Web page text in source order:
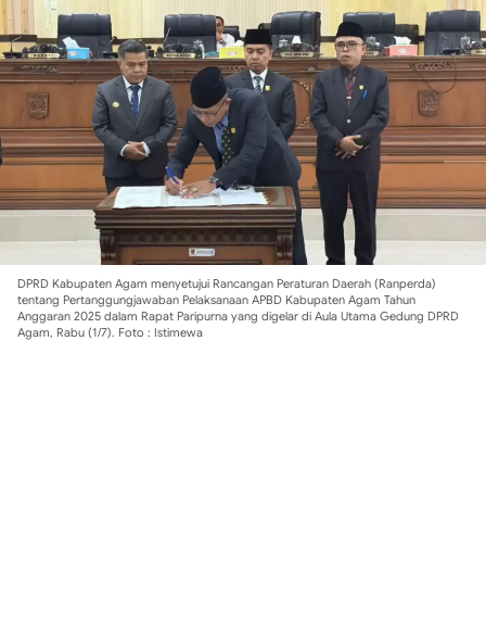
DPRD Kabupaten Agam menyetujui Rancangan Peraturan Daerah (Ranperda)
tentang Pertanggungjawaban Pelaksanaan APBD Kabupaten Agam Tahun
Anggaran 2025 dalam Rapat Paripurna yang digelar di Aula Utama Gedung DPRD
Agam, Rabu (1/7). Foto : Istimewa